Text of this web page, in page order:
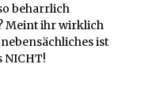
beharrlich
Meint ihr wirklich
nebensächliches ist
NICHT!